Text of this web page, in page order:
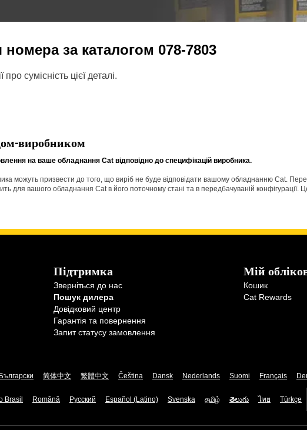
номера за каталогом 078-7803
сумісність цієї деталі.
виробником
на ваше обладнання Cat відповідно до специфікацій виробника.
можуть призвести до того, що виріб не буде відповідати вашому обладнанню Cat.
для вашого обладнання Cat в його поточному стані та в передбачуваній конфігурації.
Підтримка
Зверніться до нас
Пошук дилера
Довідковий центр
Гарантія та повернення
Запит статусу замовлення
Мій
Кошик
Cat Rewards
Български 简体中文 繁體中文 Čeština Dansk Nederlands Suomi Français
Brasil Română Русский Español (Latino) Svenska தமிழ் తెలుగు ไทย Türkçe